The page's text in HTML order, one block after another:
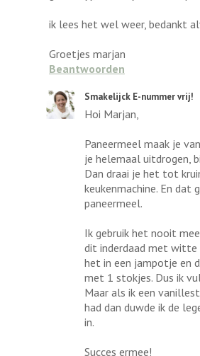
ik lees het wel weer, bedankt
Groetjes marjan
Beantwoorden
Smakelijck E-nummer vrij!
Hoi Marjan,
Paneermeel maak je
je helemaal uitdrogen,
Dan draai je het tot
keukenmachine. En dat
paneermeel.
Ik gebruik het nooit
dit inderdaad met witte
het in een jampotje en
met 1 stokjes. Dus ik
Maar als ik een
had dan duwde ik de
in.
Succes ermee!